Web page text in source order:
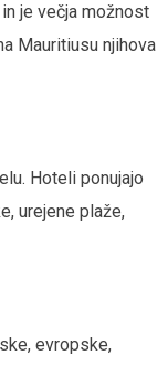
je večja možnost
Mauritiusu njihova
Hoteli ponujajo
urejene plaže,
evropske,